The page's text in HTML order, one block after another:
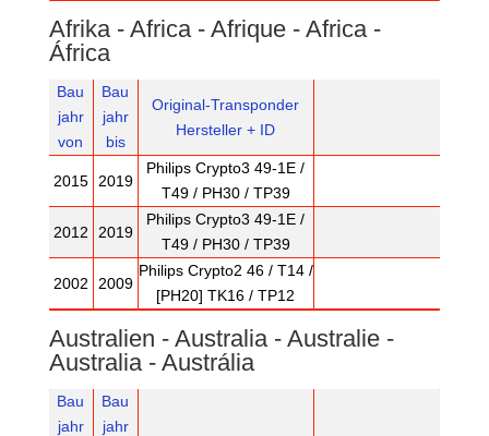
Afrika - Africa - Afrique - Africa -
África
Bau
jahr
von
Bau
jahr
bis
Original-Transponder
Hersteller + ID
2015 2019
Philips Crypto3 49-1E /
T49 / PH30 / TP39
2012 2019
Philips Crypto3 49-1E /
T49 / PH30 / TP39
2002 2009
Philips Crypto2 46 / T14 /
[PH20] TK16 / TP12
Australien - Australia - Australie -
Australia - Austrália
Bau
jahr
Bau
jahr